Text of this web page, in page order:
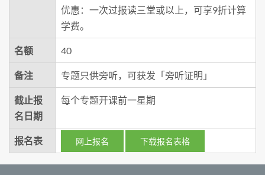
优惠：一次过报读三堂或以上，可享9折计算
学费。
名额 40
备注 专题只供旁听，可获发「旁听证明」
截止报
名日期
每个专题开课前一星期
报名表 网上报名 下载报名表格